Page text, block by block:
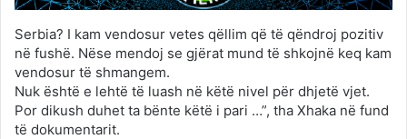
Serbia? I kam vendosur vetes qëllim që të qëndroj pozitiv
në fushë. Nëse mendoj se gjërat mund të shkojnë keq kam
vendosur të shmangem.
Nuk është e lehtë të luash në këtë nivel për dhjetë vjet.
Por dikush duhet ta bënte këtë i pari …”, tha Xhaka në fund
të dokumentarit.